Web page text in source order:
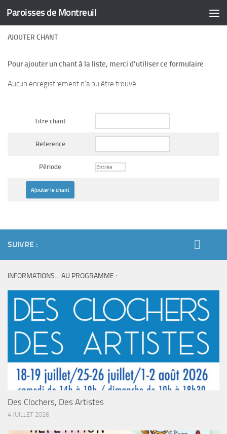
Skip to content
Paroisses de Montreuil
AJOUTER CHANT
Pour ajouter un chant à la liste, merci d’utiliser ce formulaire
Aucun enregistrement n'a pu être trouvé.
Titre chant
Reference
Période
SUIVRE :
INFORMATIONS… AU PROGRAMME :
Des Clochers, Des Artistes
4 JUILLET 2026